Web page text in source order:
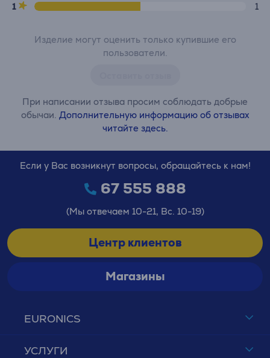
1
1
Изделие могут оценить только купившие его
пользователи.
При написании отзыва просим соблюдать добрые
обычаи. Дополнительную информацию об отзывах
читайте здесь.
EURONICS
УСЛУГИ
Если у Вас возникнут вопросы, обращайтесь к нам!
67 555 888
(Мы отвечаем 10-21, Вс. 10-19)
Центр клиентов
Магазины